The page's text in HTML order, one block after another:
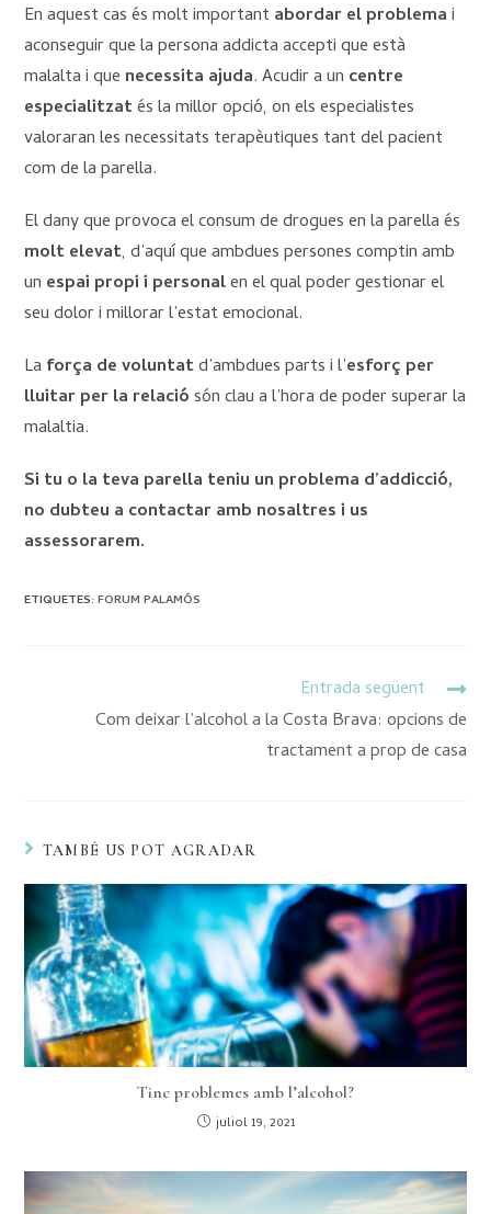
En aquest cas és molt important abordar el problemai
aconseguir que la persona addicta accepti que està
malalta i que necessita ajuda. Acudir a un centre
especialitzatés la millor opció, on els especialistes
valoraran les necessitats terapèutiques tant del pacient
com de la parella.
El dany que provoca el consum de drogues en la parella és
molt elevat, d’aquí que ambdues persones comptin amb
un espai propi i personalen el qual poder gestionar el
seu dolor i millorar l’estat emocional.
La força de voluntatd’ambdues parts i l’esforç per
lluitar per la relaciósón clau a l’hora de poder superar la
malaltia.
Si tu o la teva parella teniu un problema d’addicció,
no dubteu a contactar amb nosaltres i us
assessorarem.
ETIQUETES:FORUM PALAMÓS
Entrada següent
Com deixar l’alcohol a la Costa Brava: opcions de
tractament a prop de casa
TAMBÉ US POT AGRADAR
Tinc problemes amb l’alcohol?
juliol 19, 2021